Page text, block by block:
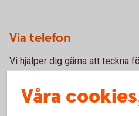
Via telefon
Vi hjälper dig gärna att teckna
Skaffa försäkring via
Våra